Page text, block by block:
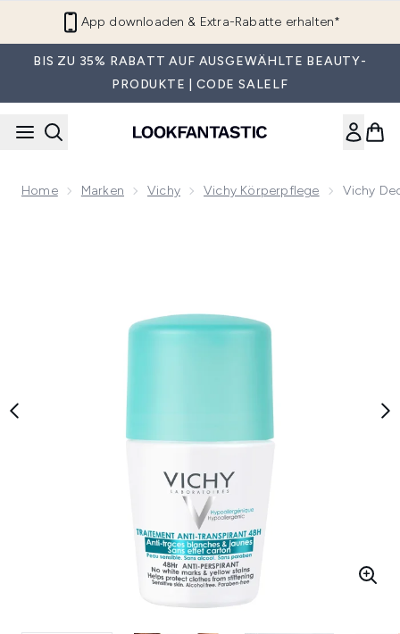
App downloaden & Extra-Rabatte erhalten*
BIS ZU 35% RABATT AUF AUSGEWÄHLTE BEAUTY-
PRODUKTE | CODE SALELF
Home Marken Vichy Vichy Körperpflege Vichy